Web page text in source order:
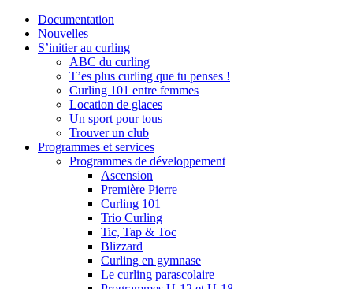
Documentation
Nouvelles
S’initier au curling
ABC du curling
T’es plus curling que tu penses !
Curling 101 entre femmes
Location de glaces
Un sport pour tous
Trouver un club
Programmes et services
Programmes de développement
Ascension
Première Pierre
Curling 101
Trio Curling
Tic, Tap & Toc
Blizzard
Curling en gymnase
Le curling parascolaire